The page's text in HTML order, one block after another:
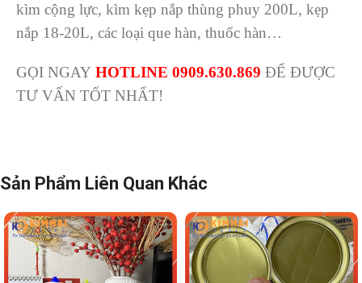
kìm cộng lực, kìm kẹp nắp thùng phuy 200L, kẹp
nắp 18-20L, các loại que hàn, thuốc hàn…
GỌI NGAY HOTLINE 0909.630.869 ĐỂ ĐƯỢC
TƯ VẤN TỐT NHẤT!
Sản Phẩm Liên Quan Khác